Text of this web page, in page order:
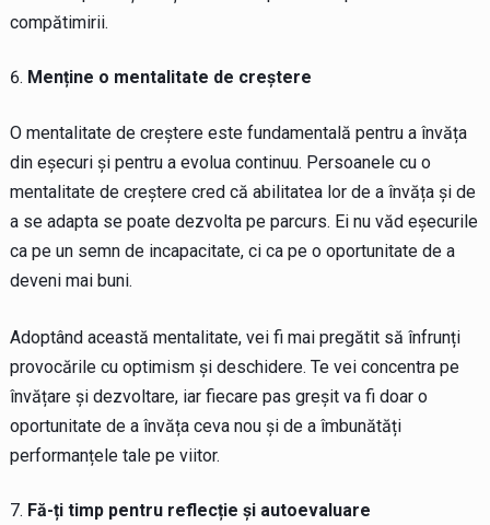
compătimirii.
Menține o mentalitate de creștere
O mentalitate de creștere este fundamentală pentru a învăța
din eșecuri și pentru a evolua continuu. Persoanele cu o
mentalitate de creștere cred că abilitatea lor de a învăța și de
a se adapta se poate dezvolta pe parcurs. Ei nu văd eșecurile
ca pe un semn de incapacitate, ci ca pe o oportunitate de a
deveni mai buni.
Adoptând această mentalitate, vei fi mai pregătit să înfrunți
provocările cu optimism și deschidere. Te vei concentra pe
învățare și dezvoltare, iar fiecare pas greșit va fi doar o
oportunitate de a învăța ceva nou și de a îmbunătăți
performanțele tale pe viitor.
Fă-ți timp pentru reflecție și autoevaluare